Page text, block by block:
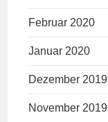
Februar 2020
Januar 2020
Dezember 2019
November 2019